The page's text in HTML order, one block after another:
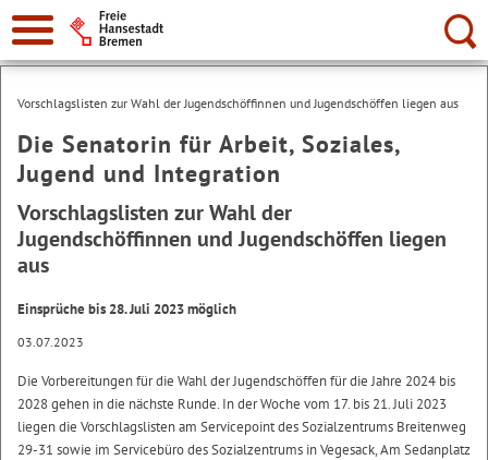
Suche:
Vorschlagslisten zur Wahl der Jugendschöffinnen und Jugendschöffen liegen aus
Die Senatorin für Arbeit, Soziales,
Jugend und Integration
Vorschlagslisten zur Wahl der
Jugendschöffinnen und Jugendschöffen liegen
aus
Einsprüche bis 28. Juli 2023 möglich
03.07.2023
Die Vorbereitungen für die Wahl der Jugendschöffen für die Jahre 2024 bis
2028 gehen in die nächste Runde. In der Woche vom 17. bis 21. Juli 2023
liegen die Vorschlagslisten am Servicepoint des Sozialzentrums Breitenweg
29-31 sowie im Servicebüro des Sozialzentrums in Vegesack, Am Sedanplatz